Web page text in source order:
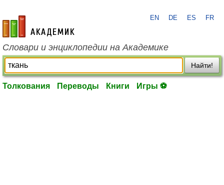
academic.ru
EN DE ES FR
Словари и энциклопедии на Академике
Найти!
Толкования Переводы Книги Игры ⚽